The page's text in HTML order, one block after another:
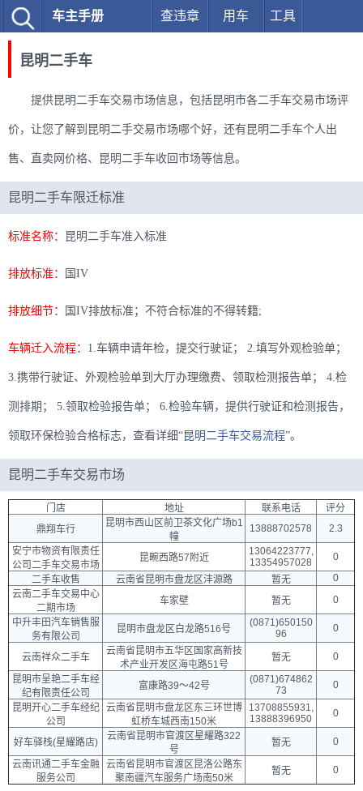
车主手册 查违章 用车 工具
昆明二手车
提供昆明二手车交易市场信息，包括昆明市各二手车交易市场评
价，让您了解到昆明二手交易市场哪个好，还有昆明二手车个人出
售、直卖网价格、昆明二手车收回市场等信息。
昆明二手车限迁标准
标准名称： 昆明二手车准入标准
排放标准： 国IV
排放细节： 国IV排放标准；不符合标准的不得转籍;
车辆迁入流程： 1.车辆申请年检，提交行驶证； 2.填写外观检验单；
3.携带行驶证、外观检验单到大厅办理缴费、领取检测报告单； 4.检
测排期； 5.领取检验报告单； 6.检验车辆，提供行驶证和检测报告，
领取环保检验合格标志，查看详细“昆明二手车交易流程”。
昆明二手车交易市场
门店 地址 联系电话
评分
鼎翔车行
昆明市西山区前卫茶文化广场b1
幢
13888702578
2.3
安宁市物资有限责任
公司二手车交易市场
昆畹西路57附近
13064223777,
13354957028
0
二手车收售
云南省昆明市盘龙区沣源路 暂无
0
云南二手车交易中心
二期市场
车家壁 暂无
0
中升丰田汽车销售服
务有限公司
昆明市盘龙区白龙路516号
(0871)650150
96
0
云南祥众二手车
云南省昆明市五华区国家高新技
术产业开发区海屯路51号
暂无
0
昆明市呈艳二手车经
纪有限责任公司
富康路39～42号
(0871)674862
73
0
昆明开心二手车经纪
公司
云南省昆明市盘龙区东三环世博
虹桥车城西南150米
13708855931,
13888396950
0
好车驿栈(星耀路店)
云南省昆明市官渡区星耀路322
号
暂无
0
云南讯通二手车金融
服务公司
云南省昆明市官渡区昆洛公路东
聚南疆汽车服务广场南50米
暂无 0